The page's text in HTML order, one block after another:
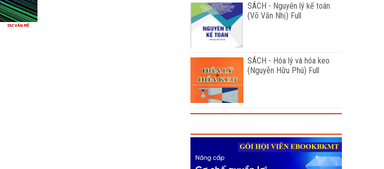
SÁCH - Nguyên lý kế toán
(Võ Văn Nhị) Full
SÁCH - Hóa lý và hóa keo
(Nguyễn Hữu Phú) Full